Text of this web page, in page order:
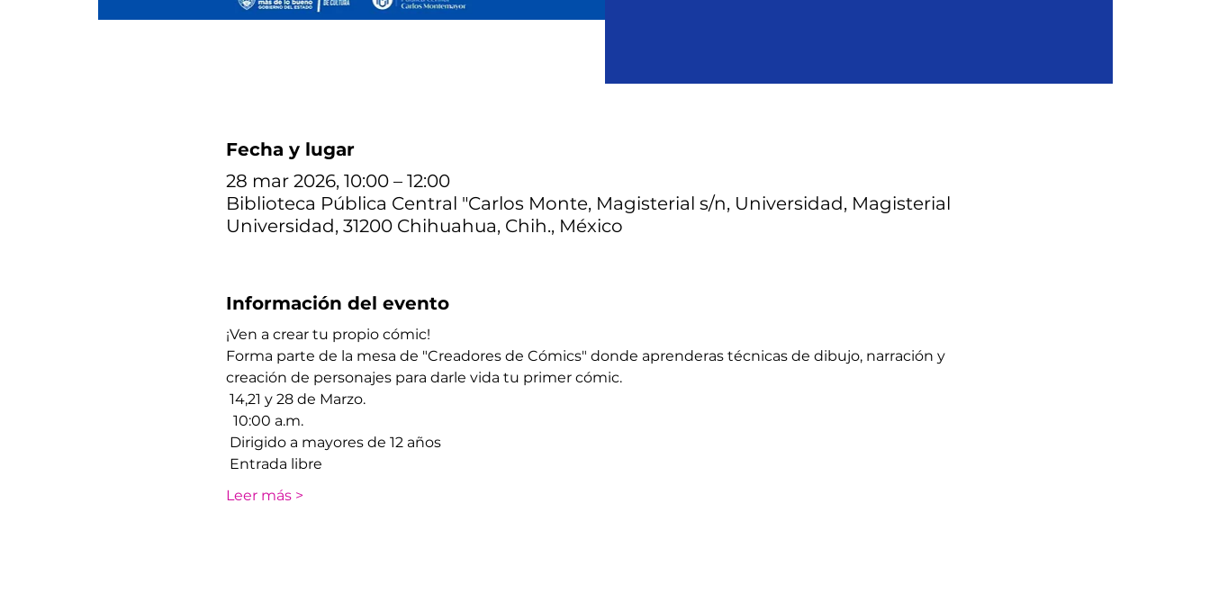
Fecha y lugar
28 mar 2026, 10:00 – 12:00
Biblioteca Pública Central "Carlos Monte, Magisterial s/n, Universidad, Magisterial
Universidad, 31200 Chihuahua, Chih., México
Información del evento
¡Ven a crear tu propio cómic!
Forma parte de la mesa de "Creadores de Cómics" donde aprenderas técnicas de dibujo, narración y
creación de personajes ​​para darle vida tu primer cómic.
14,21 y 28 de Marzo.
10:00 a.m.
Dirigido a mayores de 12 años
Entrada libre
Leer más >